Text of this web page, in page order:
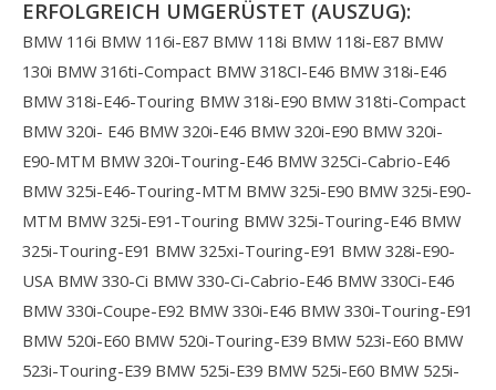
ERFOLGREICH UMGERÜSTET (AUSZUG):
BMW 116i BMW 116i-E87 BMW 118i BMW 118i-E87 BMW
130i BMW 316ti-Compact BMW 318CI-E46 BMW 318i-E46
BMW 318i-E46-Touring BMW 318i-E90 BMW 318ti-Compact
BMW 320i- E46 BMW 320i-E46 BMW 320i-E90 BMW 320i-
E90-MTM BMW 320i-Touring-E46 BMW 325Ci-Cabrio-E46
BMW 325i-E46-Touring-MTM BMW 325i-E90 BMW 325i-E90-
MTM BMW 325i-E91-Touring BMW 325i-Touring-E46 BMW
325i-Touring-E91 BMW 325xi-Touring-E91 BMW 328i-E90-
USA BMW 330-Ci BMW 330-Ci-Cabrio-E46 BMW 330Ci-E46
BMW 330i-Coupe-E92 BMW 330i-E46 BMW 330i-Touring-E91
BMW 520i-E60 BMW 520i-Touring-E39 BMW 523i-E60 BMW
523i-Touring-E39 BMW 525i-E39 BMW 525i-E60 BMW 525i-